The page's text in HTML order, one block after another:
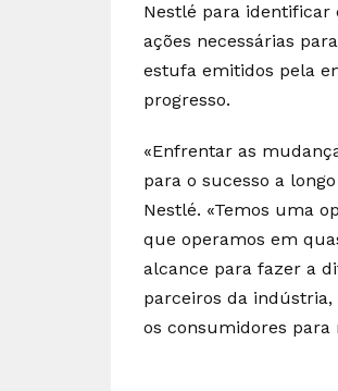
Nestlé para identificar
ações necessárias
estufa emitidos pela
progresso.
«Enfrentar as
para o sucesso a
Nestlé. «Temos uma
que operamos em
alcance para fazer a
parceiros da indústria,
os consumidores para